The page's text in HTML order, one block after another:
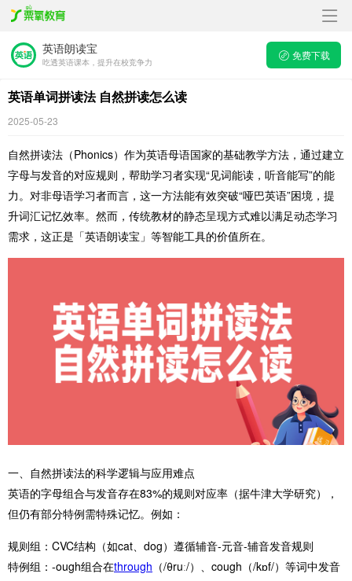
英语朗读宝
吃透英语课本，提升在校竞争力
免费下载
英语单词拼读法 自然拼读怎么读
2025-05-23
自然拼读法（Phonics）作为英语母语国家的基础教学方法，通过建立
字母与发音的对应规则，帮助学习者实现“见词能读，听音能写”的能
力。对非母语学习者而言，这一方法能有效突破“哑巴英语”困境，提
升词汇记忆效率。然而，传统教材的静态呈现方式难以满足动态学习
需求，这正是「英语朗读宝」等智能工具的价值所在。
一、自然拼读法的科学逻辑与应用难点
英语的字母组合与发音存在83%的规则对应率（据牛津大学研究），
但仍有部分特例需特殊记忆。例如：
规则组：CVC结构（如cat、dog）遵循辅音-元音-辅音发音规则
特例组：-ough组合在through （/θruː/）、cough（/kɒf/）等词中发音